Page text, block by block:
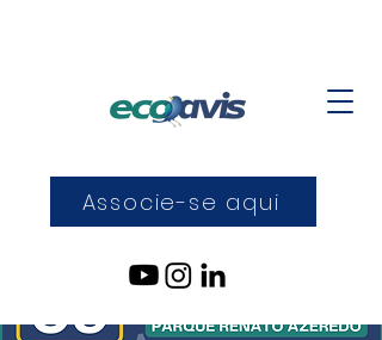
Associe-se aqui